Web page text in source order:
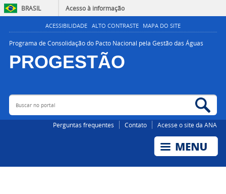
BRASIL Acesso à informação
ACESSIBILIDADE ALTO CONTRASTE MAPA DO SITE
Programa de Consolidação do Pacto Nacional pela Gestão das Águas
PROGESTÃO
AGÊNCIA NACIONAL DE ÁGUAS E SANEAMENTO BÁSICO
Buscar no portal
Perguntas frequentes Contato Acesse o site da ANA